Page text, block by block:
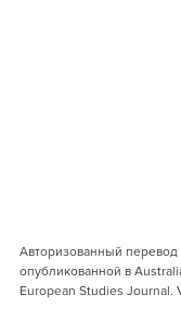
Авторизованный перевод
опубликованной в
European Studies Journal.